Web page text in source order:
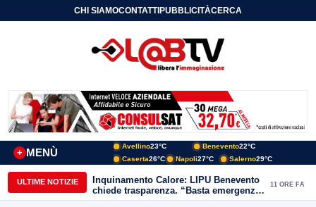
CHI SIAMOCONTATTIPUBBLICITÀCERCA
MENÙ
+
Avellino23°C Benevento22°C
Caserta26°C Napoli27°C Salerno29°C
ULTIME NOTIZIE
Inquinamento Calore: LIPU Benevento
chiede trasparenza. “Basta emergenze:
non possiamo continuare a trattare i
11 ORE FA